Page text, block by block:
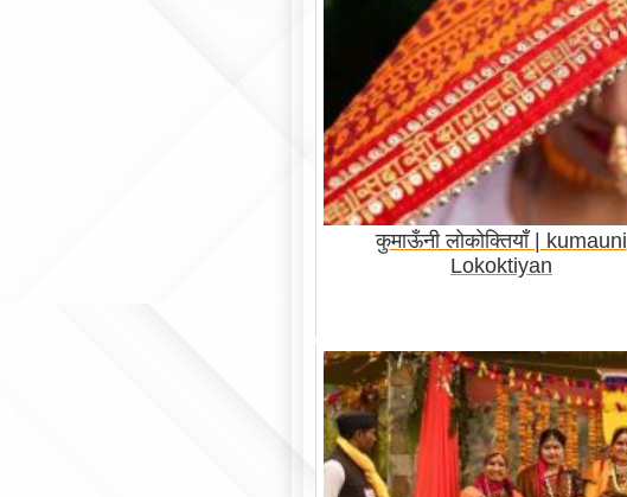
कुमाऊँनी लोकोक्तियाँ | kumauni
Lokoktiyan